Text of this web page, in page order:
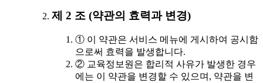
제 2 조 (약관의 효력과 변경)
① 이 약관은 서비스 메뉴에 게시하여 공시함
으로써 효력을 발생합니다.
② 교육정보원은 합리적 사유가 발생한 경우
에는 이 약관을 변경할 수 있으며, 약관을 변